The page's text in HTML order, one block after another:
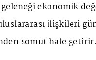
ekonomik
ilişkileri
somut hale